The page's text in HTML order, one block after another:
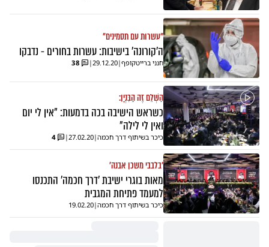
"עשרות עם תסמינים"
ה'קורונה' בישיבות: עשרות בחורים - נדבקו
חנני ברייטקופף|
29.12.20
|
38
הַשְׁלֵם זֶה הַבִּנְיָן:
כשראש הישיבה בכה בדמעות: "אין לי יום
ואין לי לילה"
כיכר בשיתוף דרך חכמה|
27.02.20
|
4
'בלבבי משכן אבנה'
מאות בוגרי ישיבת 'דרך חכמה' התכנסו
למעמד פתיחת המגבית
כיכר בשיתוף דרך חכמה|
19.02.20